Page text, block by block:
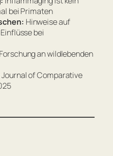
bei Primaten
Hinweise auf
bei
an wildlebenden
Journal of Comparative